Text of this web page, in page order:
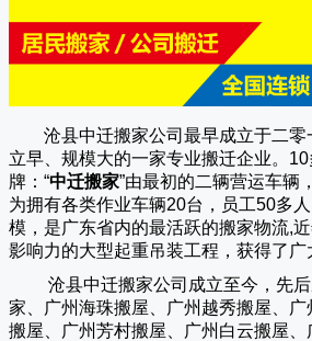
沧县中迁搬家公司 最早成立于二
立早、规模大的一家专业搬迁企业。
牌：“中迁搬家”由最初的二辆营运车辆
为拥有各类作业车辆20台，员工50多
模，是广东省内的最活跃的搬家物流,
影响力的大型起重吊装工程，获得了广
沧县中迁搬家公司成立至今，先
家、广州海珠搬屋、广州越秀搬屋、
搬屋、广州芳村搬屋、广州白云搬屋